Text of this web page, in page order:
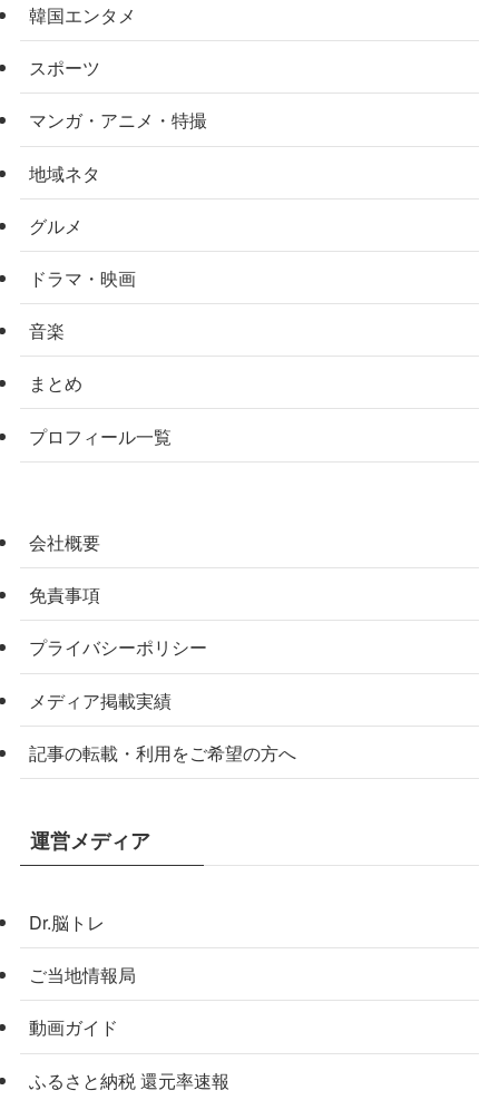
韓国エンタメ
スポーツ
マンガ・アニメ・特撮
地域ネタ
グルメ
ドラマ・映画
音楽
まとめ
プロフィール一覧
会社概要
免責事項
プライバシーポリシー
メディア掲載実績
記事の転載・利用をご希望の方へ
運営メディア
Dr.脳トレ
ご当地情報局
動画ガイド
ふるさと納税 還元率速報